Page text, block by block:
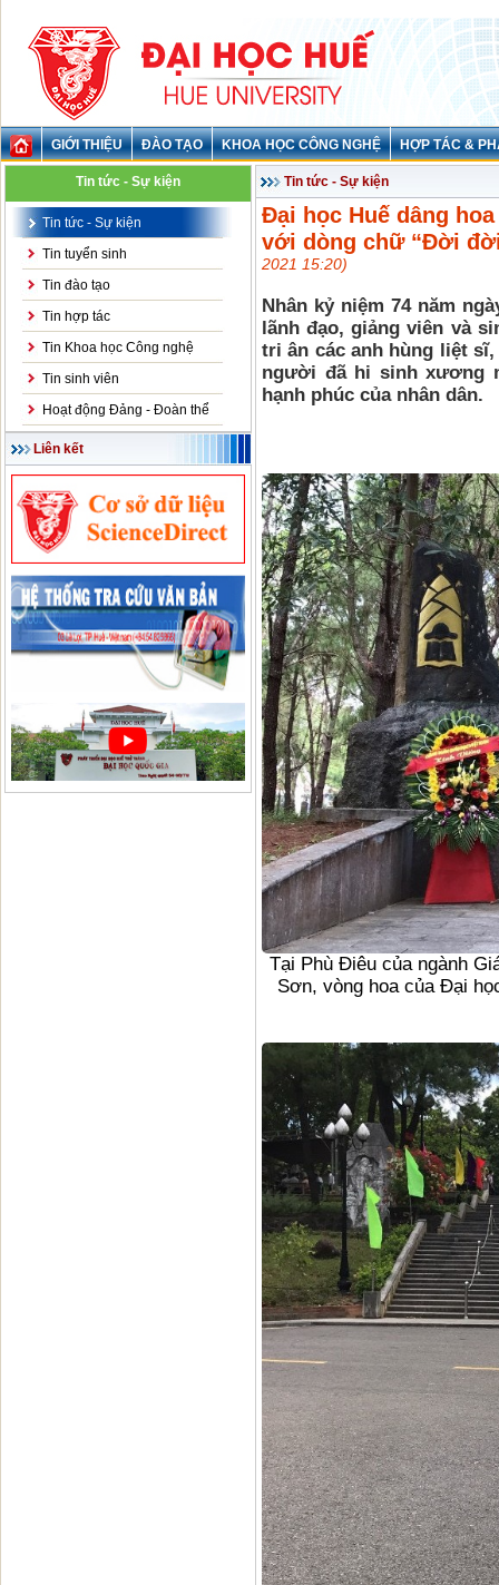
GIỚI THIỆU ĐÀO TẠO KHOA HỌC CÔNG NGHỆ HỢP TÁC &
Tin tức - Sự kiện
Tin tức - Sự kiện
Tin tuyển sinh
Tin đào tạo
Tin hợp tác
Tin Khoa học Công nghệ
Tin sinh viên
Hoạt động Đảng - Đoàn thể
Liên kết
Tin tức - Sự kiện
Đại học Huế dâng
với dòng chữ “Đời
2021 15:20)
Nhân kỷ niệm 74 năm
lãnh đạo, giảng viên và
tri ân các anh hùng liệt
người đã hi sinh xương
hạnh phúc của nhân dân.
Tại Phù Điêu của ngành
Sơn, vòng hoa của Đại